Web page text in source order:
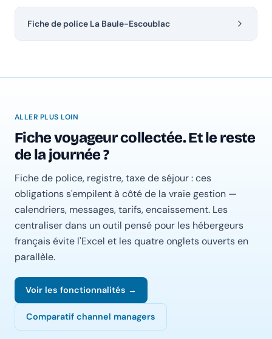
Fiche de police La Baule-Escoublac
ALLER PLUS LOIN
Fiche voyageur collectée. Et le reste
de la journée ?
Fiche de police, registre, taxe de séjour : ces
obligations s'empilent à côté de la vraie gestion —
calendriers, messages, tarifs, encaissement. Les
centraliser dans un outil pensé pour les hébergeurs
français évite l'Excel et les quatre onglets ouverts en
parallèle.
Voir les fonctionnalités →
Comparatif channel managers